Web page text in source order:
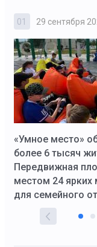
01 29 сентября
«Умное место»
более 6 тысяч
Передвижная
местом 24 ярких
для семейного